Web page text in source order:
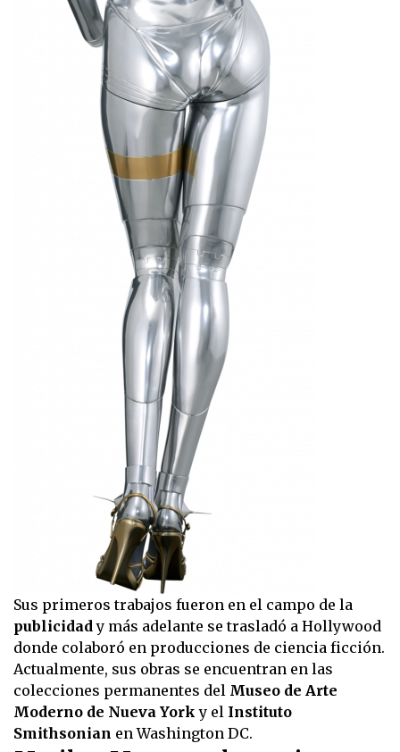
Sus primeros trabajos fueron en el campo de la
publicidady más adelante se trasladó a Hollywood
donde colaboró en producciones de ciencia ficción.
Actualmente, sus obras se encuentran en las
colecciones permanentes del Museo de Arte
Moderno de Nueva Yorky el Instituto
Smithsonian en Washington DC.